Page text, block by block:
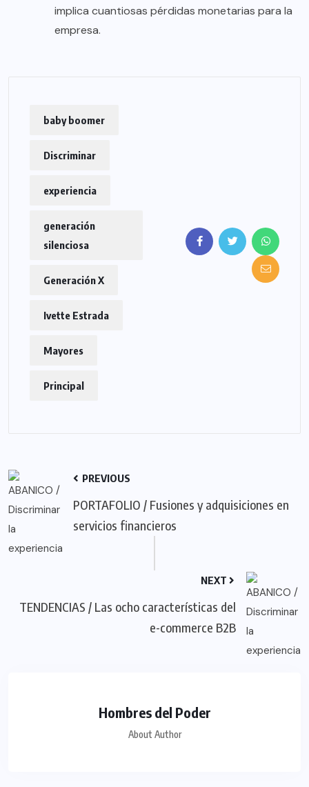
implica cuantiosas pérdidas monetarias para la
empresa.
baby boomer
Discriminar
experiencia
generación
silenciosa
Generación X
Ivette Estrada
Mayores
Principal
PREVIOUS
PORTAFOLIO / Fusiones y adquisiciones en
servicios financieros
NEXT
TENDENCIAS / Las ocho características del
e-commerce B2B
Hombres del Poder
About Author